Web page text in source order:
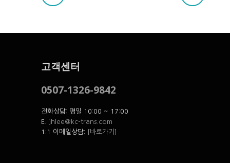
고객센터
0507-1326-9842
전화상담: 평일 10:00 ~ 17:00
E. jhlee@kc-trans.com
1:1 이메일상담:
[바로가기]